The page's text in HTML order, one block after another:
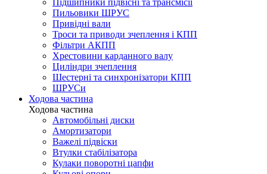
Підшипники підвісні та трансмісії
Пильовики ШРУС
Привідні вали
Троси та приводи зчеплення і КПП
Фільтри АКПП
Хрестовини карданного валу
Циліндри зчеплення
Шестерні та синхронізатори КПП
ШРУСи
Ходова частина
Ходова частина
Автомобільні диски
Амортизатори
Важелі підвіски
Втулки стабілізатора
Кулаки поворотні цапфи